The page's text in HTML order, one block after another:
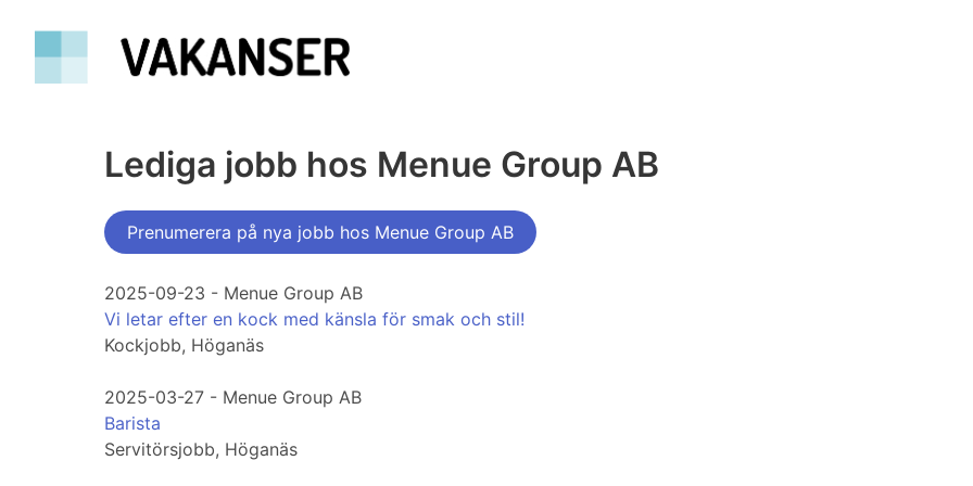
Lediga jobb hos Menue Group AB
Prenumerera på nya jobb hos Menue Group AB
2025-09-23 - Menue Group AB
Vi letar efter en kock med känsla för smak och stil!
Kockjobb, Höganäs
2025-03-27 - Menue Group AB
Barista
Servitörsjobb, Höganäs